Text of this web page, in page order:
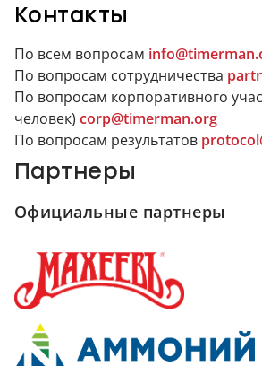
Контакты
По всем вопросам
По вопросам сотрудничества
По вопросам корпоративного
человек) corp@timerman.org
По вопросам результатов
Партнеры
Официальные партнеры